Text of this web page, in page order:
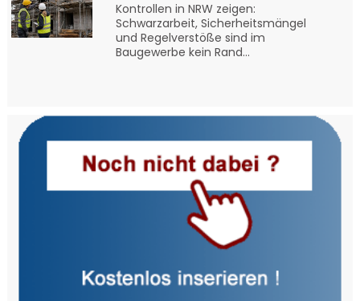
Kontrollen in NRW zeigen:
Schwarzarbeit, Sicherheitsmängel
und Regelverstöße sind im
Baugewerbe kein Rand...